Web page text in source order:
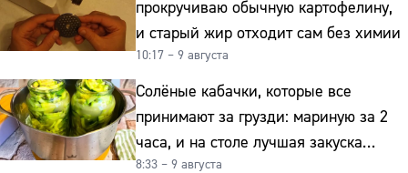
прокручиваю обычную картофелину,
и старый жир отходит сам без химии
10:17 – 9 августа
Солёные кабачки, которые все
принимают за грузди: мариную за 2
часа, и на столе лучшая закуска
к картошке
8:33 – 9 августа